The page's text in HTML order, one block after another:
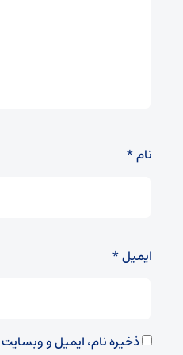
نام*
ایمیل*
ذخیره نام، ایمیل و